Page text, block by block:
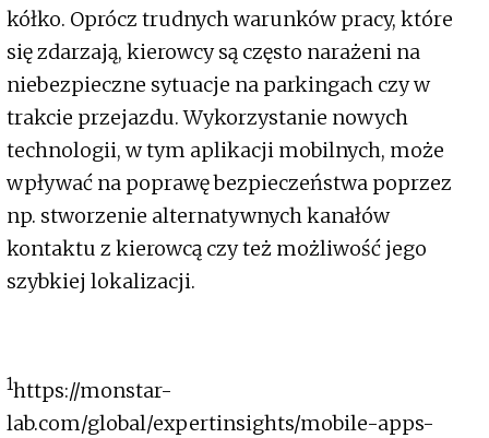
kółko. Oprócz trudnych warunków pracy, które
się zdarzają, kierowcy są często narażeni na
niebezpieczne sytuacje na parkingach czy w
trakcie przejazdu. Wykorzystanie nowych
technologii, w tym aplikacji mobilnych, może
wpływać na poprawę bezpieczeństwa poprzez
np. stworzenie alternatywnych kanałów
kontaktu z kierowcą czy też możliwość jego
szybkiej lokalizacji.
1https://monstar-
lab.com/global/expertinsights/mobile-apps-